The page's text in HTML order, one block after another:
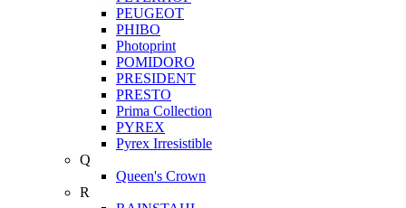
PEUGEOT
PHIBO
Photoprint
POMIDORO
PRESIDENT
PRESTO
Prima Collection
PYREX
Pyrex Irresistible
Q
Queen's Crown
R